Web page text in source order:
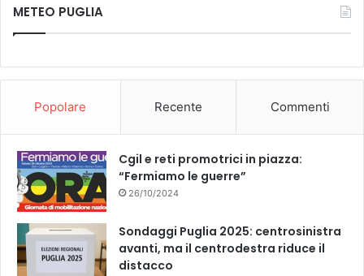
k
METEO PUGLIA
Popolare Recente Commenti
Cgil e reti promotrici in piazza:
“Fermiamo le guerre”
26/10/2024
Sondaggi Puglia 2025: centrosinistra
avanti, ma il centrodestra riduce il
distacco